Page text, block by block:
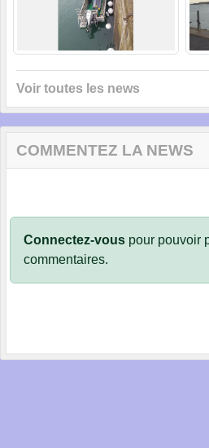
Voir toutes les news
COMMENTEZ LA NEWS
Connectez-vous pour pouvoir
commentaires.